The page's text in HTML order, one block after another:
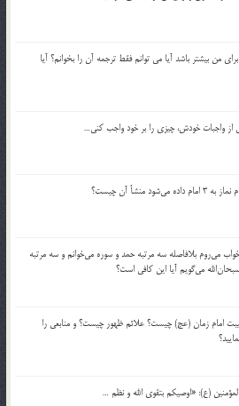
من بيشتر باشد آيا مي توانم فقط ترجمه آن را بخوانم؟ آيا
از واجبات خودش، چيزي را بر خود واجب كني…
منشأ آن چيست؟
مي‌روم بلافاصله سه مرتبه حمد و سوره مي‌خوانم و سه مرتبه
سبحان‌الله مي‌گويم آيا اين كافي است؟
امام زمان (عج) چيست؟ علائم ظهور چيست؟ و منابعي را
(ع): «اوصيكم بتقوي الله و نظم …